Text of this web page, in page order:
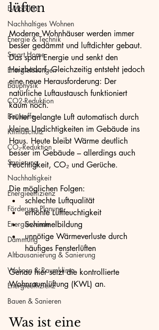
E-Mobilität
Nachhaltiges Wohnen
Energie & Technik
Smart Home
Energielösungen
bauphysik
CO2-Reduktion
Baustoffe
Klimaschutz
CO₂-Reduktion
Sanierung
Nachhaltigkeit
Energieeffizienz
Förderung Planung
Energiewende
Dämmung
Altbausanierung & Sanierung
Wohnen & Raumklima
Energieeffizienz
Bauen & Sanieren
lüften
Moderne Wohnhäuser werden immer
besser gedämmt und luftdichter gebaut.
Das spart Energie und senkt den
Heizbedarf. Gleichzeitig entsteht jedoch
eine neue Herausforderung: Der
natürliche Luftaustausch funktioniert
kaum noch.
Früher gelangte Luft automatisch durch
kleine Undichtigkeiten im Gebäude ins
Haus. Heute bleibt Wärme deutlich
besser im Gebäude – allerdings auch
Feuchtigkeit, CO₂ und Gerüche.
Die möglichen Folgen:
schlechte Luftqualität
erhöhte Luftfeuchtigkeit
Schimmelbildung
unnötige Wärmeverluste durch
häufiges Fensterlüften
Genau hier setzt die kontrollierte
Wohnraumlüftung (KWL) an.
Was ist eine